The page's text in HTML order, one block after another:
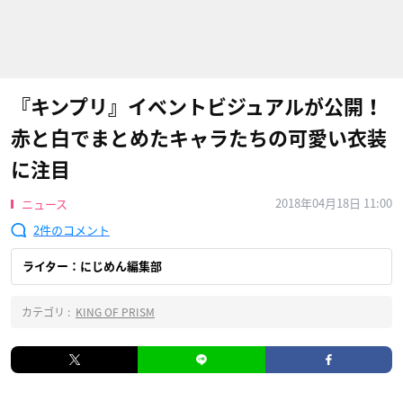
『キンプリ』イベントビジュアルが公開！
赤と白でまとめたキャラたちの可愛い衣装
に注目
ニュース
2018年04月18日 11:00
2
ライター：にじめん編集部
カテゴリ : KING OF PRISM